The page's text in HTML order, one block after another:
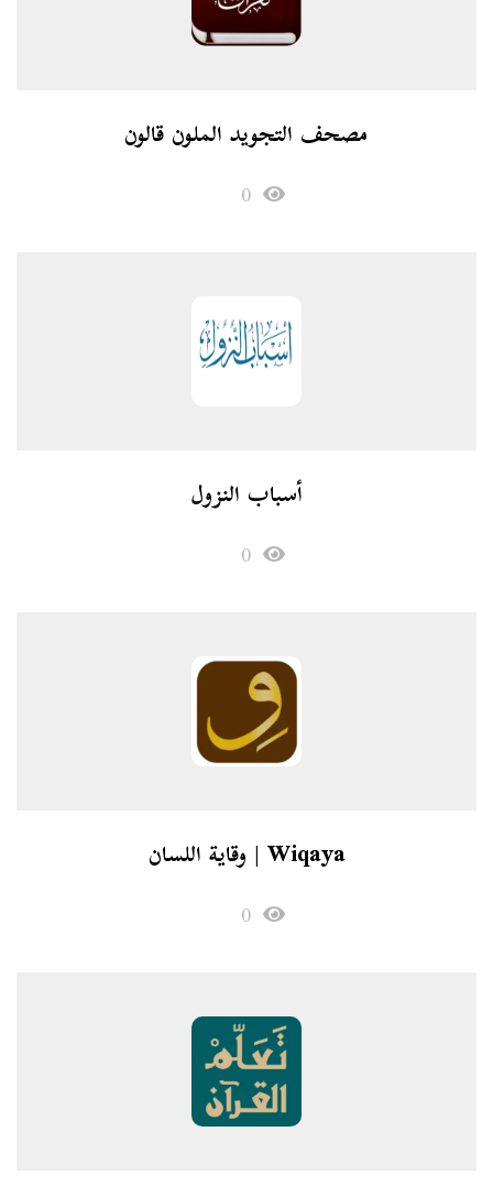
مصحف التجويد الملون قالون
أسباب النزول
Wiqaya | وقاية اللسان